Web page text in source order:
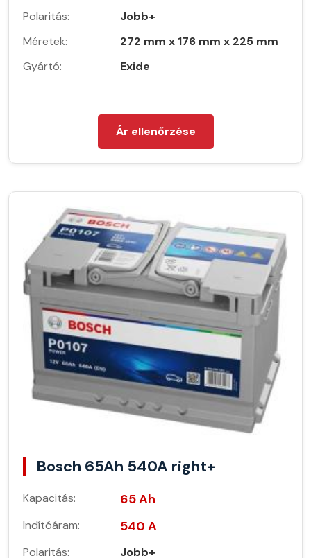
Polaritás:
Jobb+
Méretek:
272 mm x 176 mm x 225 mm
Gyártó:
Exide
Ár ellenőrzése
Bosch 65Ah 540A right+
Kapacitás: 65 Ah
Indítóáram: 540 A
Polaritás:
Jobb+